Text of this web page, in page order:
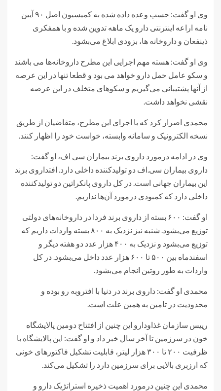
وی او گفت: حسب وعده داده شده به کمیسیون اصل ۹۰ آیین
نامه اراعه اینترنتی دارو یک ماهه تدوین شده و با همفکری
ذینفعان و داروخانه ها، بزودی ابلاغ می‌بشود.
وی او گفت: هسته مهم اجرایی این مطرح داروخانه‌ها می باشند
و سکو عامل حمل دارو خواهد می بود و قطعا تنها در این عرصه
از آنها پشتیبانی می‌گیریم و سکوهای متخلف در این عرصه
نقشی نخواهد داشت.
محمدی اصرار کرد که با اجرای این مطرح، متقاضیان از طریق
نسخه الکترونیک و سامانه وابسته، خواست خود را اظهار کنند.
وی در ادامه درمورد داروی برند بیماران سی اف، او گفت:
داروی بیماران سی.اف دو تولیدکننده داخلی دارد. افتداروی برند
این بیماران جهانی است. در کل داروی پانکراتین دو تولیدکننده
داخلی دارد که کمبودی درمورد آن‌ها نداریم.
او گفت: ۶۰۰ بسته از داروی برند فردا در داروخانه‌های دولتی
توزیع می‌بشود. شنبه نیز نزدیک به ۸۰۰ بسته واردات داریم که
توزیع می‌بشود و نزدیک به ۴۰۰ هزار عدد دو هفته دیگر و
اسفندماه بین ۵۰۰ تا ۶۰۰ هزار عدد داخل می‌بشود. در کل
واردات به طور روتین انجام می‌بشود.
محمدی او گفت: داروی برند در دنیا با افتروبه رو بوده و
محدودیت در تامین به همین علت است.
رییس سازمان غذاودارو این چنین از افتتاح دومین پالایشگاه
خون در سرزمین تا آخر سال خبر داد و او گفت: این پالایشگاه با
ظرفیت ۲۰۰ تا ۳۰۰ هزار لیتر، قابلیت تشکیل فاکتورهای خونی
که ارزبری بالایی برای سرزمین دارد را تشکیل می‌کند.
محمدی این چنین درمورد اهمیت ذخیره استراتژیک دارو و